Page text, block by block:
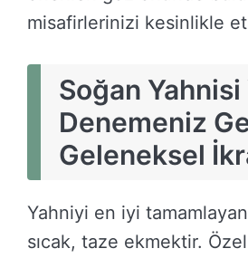
misafirlerinizi kesinlikle
Soğan Yahnisi
Denemeniz
Geleneksel
Yahniyi en iyi
sıcak, taze ekmektir.